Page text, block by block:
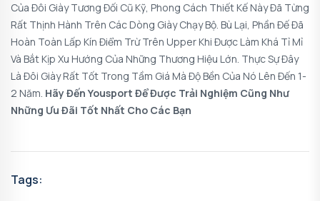
Của Đôi Giày Tương Đối Cũ Kỹ, Phong Cách Thiết Kế Này Đã Từng
Rất Thịnh Hành Trên Các Dòng Giày Chạy Bộ. Bù Lại, Phần Đế Đã
Hoàn Toàn Lấp Kín Điểm Trừ Trên Upper Khi Được Làm Khá Tỉ Mỉ
Và Bắt Kịp Xu Hướng Của Những Thương Hiệu Lớn. Thực Sự Đây
Là Đôi Giày Rất Tốt Trong Tầm Giá Mà Độ Bền Của Nó Lên Đến 1-
2 Năm. Hãy Đến Yousport Để Được Trải Nghiệm Cũng Như
Những Ưu Đãi Tốt Nhất Cho Các Bạn
Tags: